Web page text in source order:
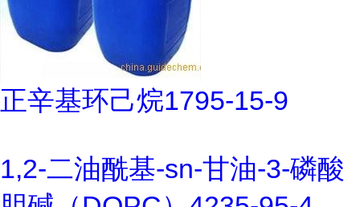
正辛基环己烷1795-15-9
1,2-二油酰基-sn-甘油-3-磷酸